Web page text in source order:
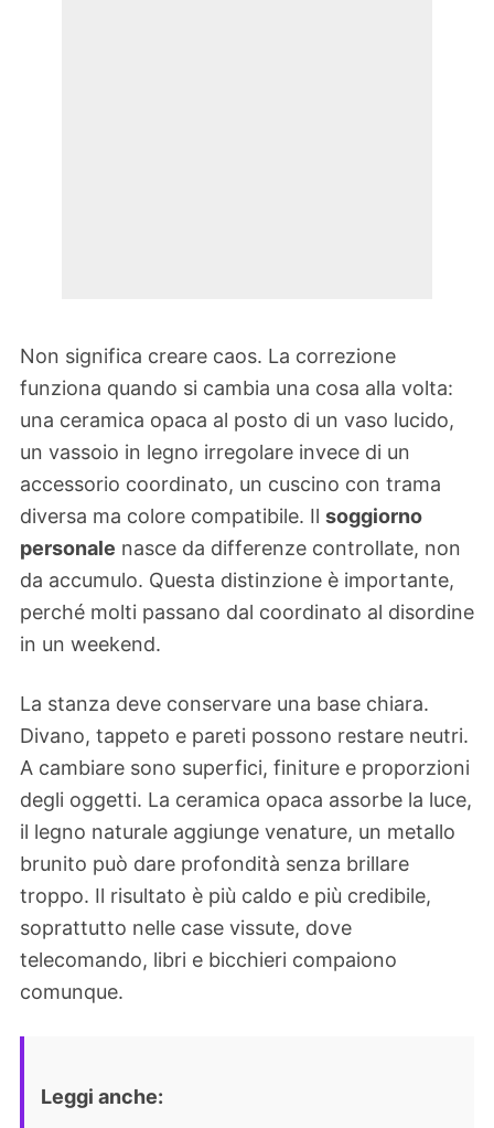
Non significa creare caos. La correzione
funziona quando si cambia una cosa alla volta:
una ceramica opaca al posto di un vaso lucido,
un vassoio in legno irregolare invece di un
accessorio coordinato, un cuscino con trama
diversa ma colore compatibile. Il soggiorno
personale nasce da differenze controllate, non
da accumulo. Questa distinzione è importante,
perché molti passano dal coordinato al disordine
in un weekend.
La stanza deve conservare una base chiara.
Divano, tappeto e pareti possono restare neutri.
A cambiare sono superfici, finiture e proporzioni
degli oggetti. La ceramica opaca assorbe la luce,
il legno naturale aggiunge venature, un metallo
brunito può dare profondità senza brillare
troppo. Il risultato è più caldo e più credibile,
soprattutto nelle case vissute, dove
telecomando, libri e bicchieri compaiono
comunque.
Leggi anche: